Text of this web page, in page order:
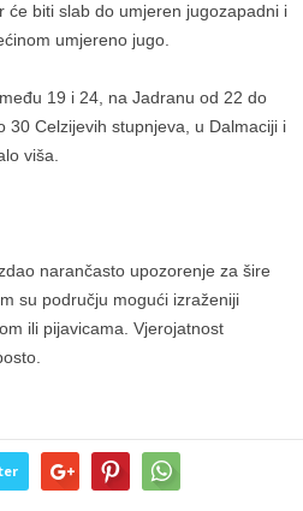
će biti slab do umjeren jugozapadni i
umjereno jugo.
19 i 24, na Jadranu od 22 do
30 Celzijevih stupnjeva, u Dalmaciji i
viša.
narančasto upozorenje za šire
su području mogući izraženiji
ili pijavicama. Vjerojatnost